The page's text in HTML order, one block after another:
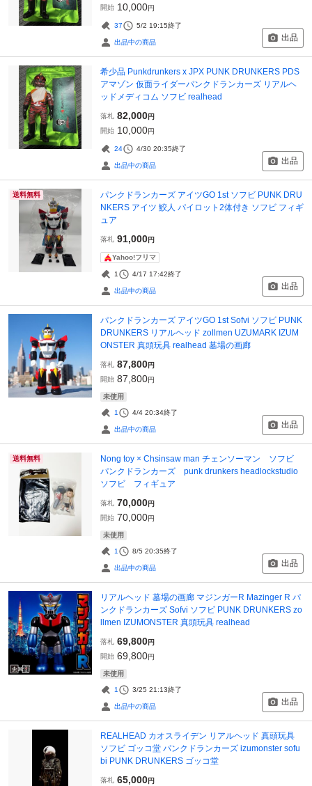
開始 10,000円
37 5/2 19:15終了
出品中の商品 出品
希少品 Punkdrunkers x JPX PUNK DRUNKERS PDS
アマゾン 仮面ライダーパンクドランカーズ リアルヘ
ッドメディコム ソフビ realhead
落札 82,000円
開始 10,000円
24 4/30 20:35終了
出品中の商品 出品
送料無料
パンクドランカーズ アイツGO 1st ソフビ PUNK DRU
NKERS アイツ 鮫人 パイロット2体付き ソフビ フィギ
ュア
落札 91,000円
Yahoo!フリマ
1 4/17 17:42終了
出品中の商品 出品
パンクドランカーズ アイツGO 1st Sofvi ソフビ PUNK
DRUNKERS リアルヘッド zollmen UZUMARK IZUM
ONSTER 真頭玩具 realhead 墓場の画廊
落札 87,800円
開始 87,800円
未使用
1 4/4 20:34終了
出品中の商品 出品
送料無料
Nong toy × Chsinsaw man チェンソーマン ソフビ
パンクドランカーズ punk drunkers headlockstudio
ソフビ フィギュア
落札 70,000円
開始 70,000円
未使用
1 8/5 20:35終了
出品中の商品 出品
リアルヘッド 墓場の画廊 マジンガーR Mazinger R パ
ンクドランカーズ Sofvi ソフビ PUNK DRUNKERS zo
llmen IZUMONSTER 真頭玩具 realhead
落札 69,800円
開始 69,800円
未使用
1 3/25 21:13終了
出品中の商品 出品
REALHEAD カオスライデン リアルヘッド 真頭玩具
ソフビ ゴッコ堂 パンクドランカーズ izumonster sofu
bi PUNK DRUNKERS ゴッコ堂
落札 65,000円